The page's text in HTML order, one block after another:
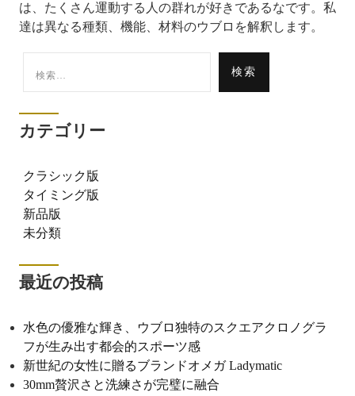
は、たくさん運動する人の群れが好きであるなです。私
達は異なる種類、機能、材料のウブロを解釈します。
索:
カテゴリー
クラシック版
タイミング版
新品版
未分類
最近の投稿
水色の優雅な輝き、ウブロ独特のスクエアクロノグラ
フが生み出す都会的スポーツ感
新世紀の女性に贈るブランドオメガ Ladymatic
30mm贅沢さと洗練さが完璧に融合